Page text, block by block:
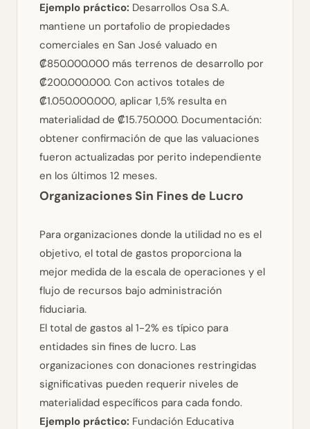
Ejemplo práctico: Desarrollos Osa S.A.
mantiene un portafolio de propiedades
comerciales en San José valuado en
₡850.000.000 más terrenos de desarrollo por
₡200.000.000. Con activos totales de
₡1.050.000.000, aplicar 1,5% resulta en
materialidad de ₡15.750.000. Documentación:
obtener confirmación de que las valuaciones
fueron actualizadas por perito independiente
en los últimos 12 meses.
Organizaciones Sin Fines de Lucro
Para organizaciones donde la utilidad no es el
objetivo, el total de gastos proporciona la
mejor medida de la escala de operaciones y el
flujo de recursos bajo administración
fiduciaria.
El total de gastos al 1-2% es típico para
entidades sin fines de lucro. Las
organizaciones con donaciones restringidas
significativas pueden requerir niveles de
materialidad específicos para cada fondo.
Ejemplo práctico: Fundación Educativa